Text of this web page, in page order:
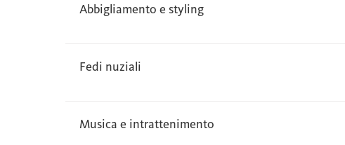
Abbigliamento e styling
Fedi nuziali
Musica e intrattenimento